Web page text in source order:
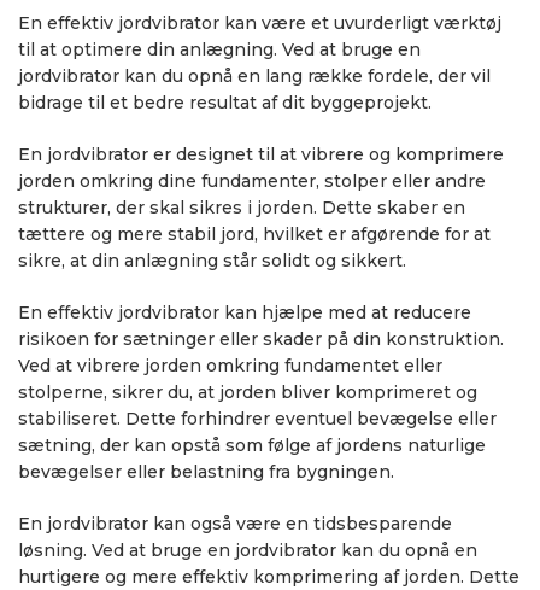
En effektiv jordvibrator kan være et uvurderligt værktøj
til at optimere din anlægning. Ved at bruge en
jordvibrator kan du opnå en lang række fordele, der vil
bidrage til et bedre resultat af dit byggeprojekt.
En jordvibrator er designet til at vibrere og komprimere
jorden omkring dine fundamenter, stolper eller andre
strukturer, der skal sikres i jorden. Dette skaber en
tættere og mere stabil jord, hvilket er afgørende for at
sikre, at din anlægning står solidt og sikkert.
En effektiv jordvibrator kan hjælpe med at reducere
risikoen for sætninger eller skader på din konstruktion.
Ved at vibrere jorden omkring fundamentet eller
stolperne, sikrer du, at jorden bliver komprimeret og
stabiliseret. Dette forhindrer eventuel bevægelse eller
sætning, der kan opstå som følge af jordens naturlige
bevægelser eller belastning fra bygningen.
En jordvibrator kan også være en tidsbesparende
løsning. Ved at bruge en jordvibrator kan du opnå en
hurtigere og mere effektiv komprimering af jorden. Dette